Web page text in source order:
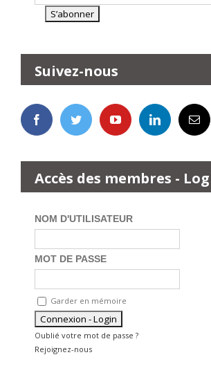
Suivez-nous
Accès des membres -
NOM D'UTILISATEUR
MOT DE PASSE
Garder en mémoire
Oublié votre mot de passe ?
Rejoignez-nous